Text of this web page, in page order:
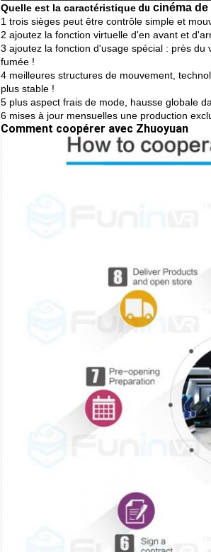
Quelle est la caractéristique du cinéma de
1 trois sièges peut être contrôle simple et
2 ajoutez la fonction virtuelle d'en avant et
3 ajoutez la fonction d'usage spécial : près
fumée !
4 meilleures structures de mouvement,
plus stable !
5 plus aspect frais de mode, hausse globale
6 mises à jour mensuelles une production
Comment coopérer avec Zhuoyuan